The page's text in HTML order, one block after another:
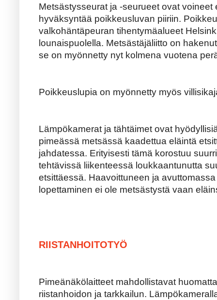
Metsästysseurat ja -seurueet ovat voineet
hyväksyntää poikkeusluvan piiriin.
valkohäntäpeuran tihentymäalueet
lounaispuolella. Metsästäjäliitto on
se on myönnetty nyt kolmena vuotena
Poikkeuslupia on myönnetty myös
Lämpökamerat ja tähtäimet ovat
pimeässä metsässä kaadettua eläintä
jahdatessa. Erityisesti tämä korostuu
tehtävissä liikenteessä loukkaantunutta
etsittäessä. Haavoittuneen ja
lopettaminen ei ole metsästystä vaan
RIISTANHOITOTYÖ
Pimeänäkölaitteet mahdollistavat
riistanhoidon ja tarkkailun.